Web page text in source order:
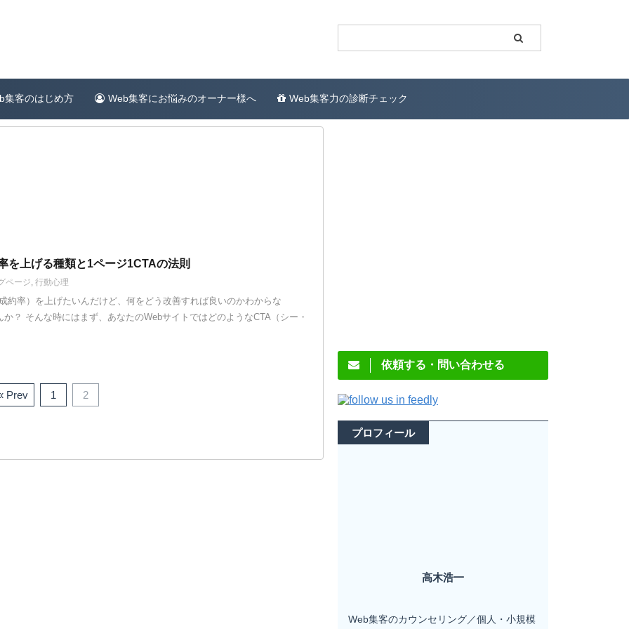
集客のはじめ方 Web集客にお悩みのオーナー様へ Web集客力の診断チェック
を上げる種類と1ページ1CTAの法則
ページ, 行動心理
約率）を上げたいんだけど、何をどう改善すれば良いのかわからな
？ そんな時にはまず、あなたのWebサイトではどのようなCTA（シー・
Prev 1 2
依頼する・問い合わせる
プロフィール
高木浩一
Web集客のカウンセリング／個人・小規模